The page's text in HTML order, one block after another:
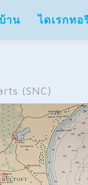
าน ไดเรกทอ
(SNC)